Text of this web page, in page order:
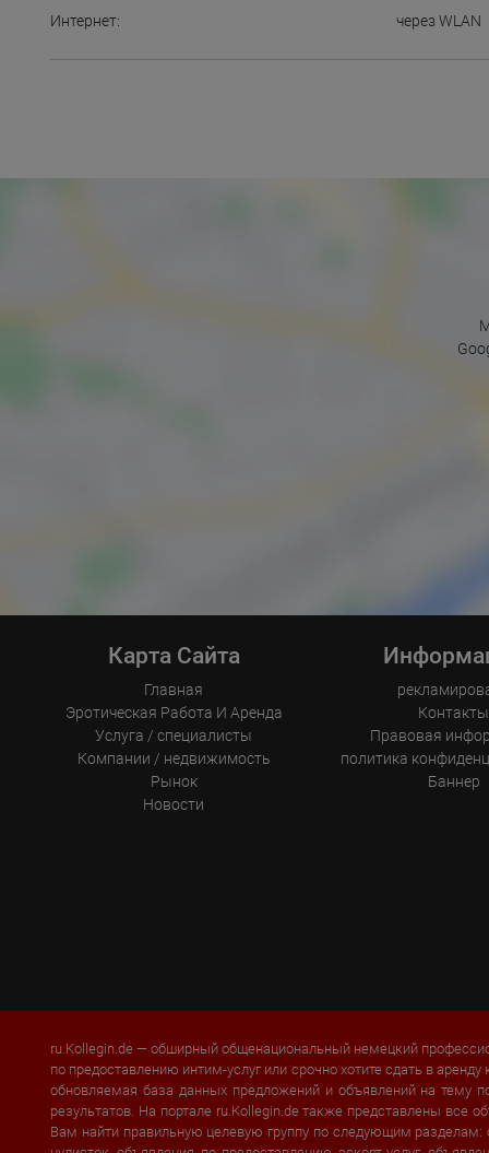
Интернет: через WLAN
Карта Сайта
Главная
Эротическая Pабота И Аренда
Услуга / специалисты
Компании / недвижимость
Рынок
Новости
Контакты
Правовая
политика
Баннер
ru.Kollegin.de — обширный общенациональный немецкий
по предоставлению интим-услуг или срочно хотите сдать в
обновляемая база данных предложений и объявлений на тему
результатов. На портале ru.Kollegin.de также представлены
Вам найти правильную целевую группу по следующим